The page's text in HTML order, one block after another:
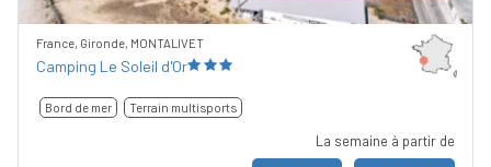
France, Gironde, MONTALIVET
Camping Le Soleil d'Or
Bord de mer Terrain multisports
La semaine à partir de